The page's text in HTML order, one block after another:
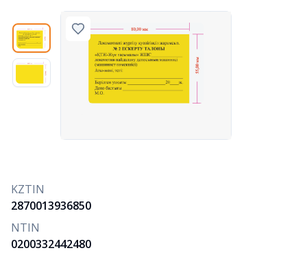
KZTIN
2870013936850
NTIN
0200332442480